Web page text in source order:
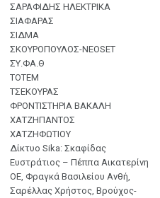
ΣΑΡΑΦΙΔΗΣ ΗΛΕΚΤΡΙΚΑ
ΣΙΑΦΑΡΑΣ
ΣΙΔΜΑ
ΣΚΟΥΡΟΠΟΥΛΟΣ-NEOSET
ΣΥ.ΦΑ.Θ
ΤΟΤΕΜ
ΤΣΕΚΟΥΡΑΣ
ΦΡΟΝΤΙΣΤΗΡΙΑ ΒΑΚΑΛΗ
ΧΑΤΖΗΠΑΝΤΟΣ
ΧΑΤΖΗΦΩΤΙΟΥ
Δίκτυο Sika: Σκαφίδας
Ευστράτιος – Πέππα Αικατερίνη
ΟΕ, Φραγκά Βασιλείου Ανθή,
Σαρέλλας Χρήστος, Βρούχος-